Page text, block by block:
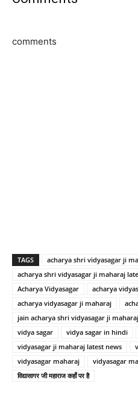
comments
TAGS
acharya shri vidyasagar ji
acharya shri vidyasagar ji maharaj
Acharya Vidyasagar
acharya
acharya vidyasagar ji maharaj
jain acharya shri vidyasagar ji maharaj
vidya sagar
vidya sagar in hindi
vidyasagar ji maharaj latest news
vidyasagar maharaj
vidyasagar
विद्यासागर जी महाराज कहाँ पर है